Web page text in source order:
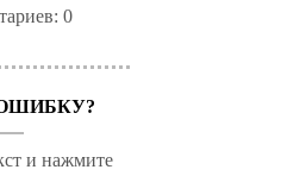
0
и нажмите